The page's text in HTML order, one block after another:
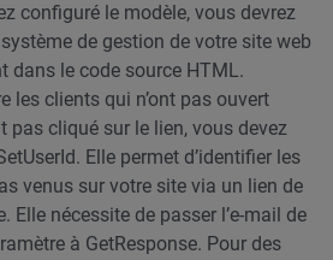
configuré le modèle, vous devrez
de gestion de votre site web
dans le code source HTML.
les clients qui n’ont pas ouvert
pas cliqué sur le lien, vous devez
Elle permet d’identifier les
venus sur votre site via un lien de
Elle nécessite de passer l’e-mail de
à GetResponse. Pour des